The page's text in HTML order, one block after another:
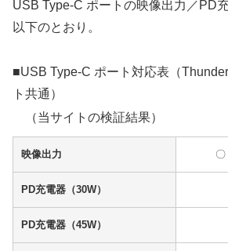
USB Type-C ポートの映像出力／PD
以下のとおり。
■USB Type-C ポート対応表（
ト共通）
（当サイトの検証結果）
映像出力 〇
PD充電器（30W）
PD充電器（45W）